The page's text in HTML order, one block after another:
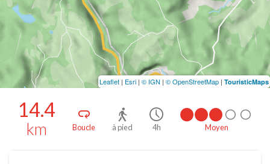
14.4
km Boucle à pied 4h Moyen
Leaflet | Esri | © IGN | © OpenStreetMap | TouristicMaps